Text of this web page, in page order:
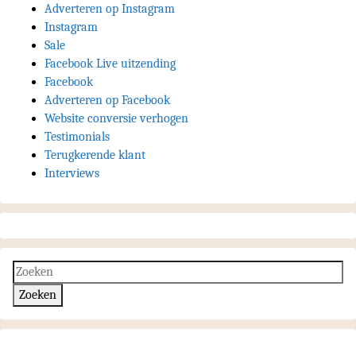
Adverteren op Instagram
Instagram
Sale
Facebook Live uitzending
Facebook
Adverteren op Facebook
Website conversie verhogen
Testimonials
Terugkerende klant
Interviews